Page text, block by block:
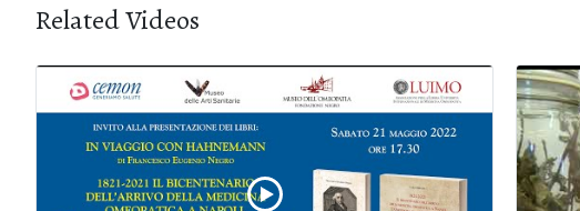
Related Videos